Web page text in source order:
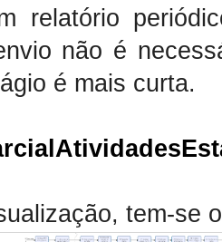
relatório
não é
é mais curta.
tem-se